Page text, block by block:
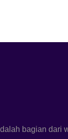
bagian dari